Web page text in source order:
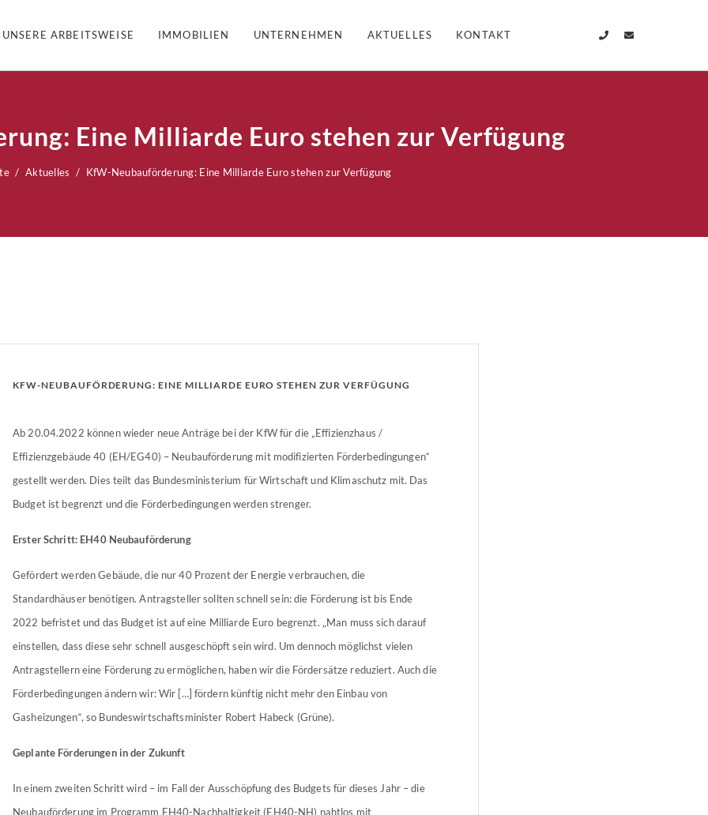
UNSERE ARBEITSWEISE IMMOBILIEN UNTERNEHMEN AKTUELLES KONTAKT
Eine Milliarde Euro stehen zur Verfügung
Aktuelles KfW-Neubauförderung: Eine Milliarde Euro stehen zur Verfügung
KFW-NEUBAUFÖRDERUNG: EINE MILLIARDE EURO STEHEN ZUR VERFÜGUNG
Ab 20.04.2022 können wieder neue Anträge bei der KfW für die „Effizienzhaus /
Effizienzgebäude 40 (EH/EG40) – Neubauförderung mit modifizierten Förderbedingungen“
gestellt werden. Dies teilt das Bundesministerium für Wirtschaft und Klimaschutz mit. Das
Budget ist begrenzt und die Förderbedingungen werden strenger.
Erster Schritt: EH40 Neubauförderung
Gefördert werden Gebäude, die nur 40 Prozent der Energie verbrauchen, die
Standardhäuser benötigen. Antragsteller sollten schnell sein: die Förderung ist bis Ende
2022 befristet und das Budget ist auf eine Milliarde Euro begrenzt. „Man muss sich darauf
einstellen, dass diese sehr schnell ausgeschöpft sein wird. Um dennoch möglichst vielen
Antragstellern eine Förderung zu ermöglichen, haben wir die Fördersätze reduziert. Auch die
Förderbedingungen ändern wir: Wir […] fördern künftig nicht mehr den Einbau von
Gasheizungen“, so Bundeswirtschaftsminister Robert Habeck (Grüne).
Geplante Förderungen in der Zukunft
In einem zweiten Schritt wird – im Fall der Ausschöpfung des Budgets für dieses Jahr – die
Neubauförderung im Programm EH40-Nachhaltigkeit (EH40-NH) nahtlos mit